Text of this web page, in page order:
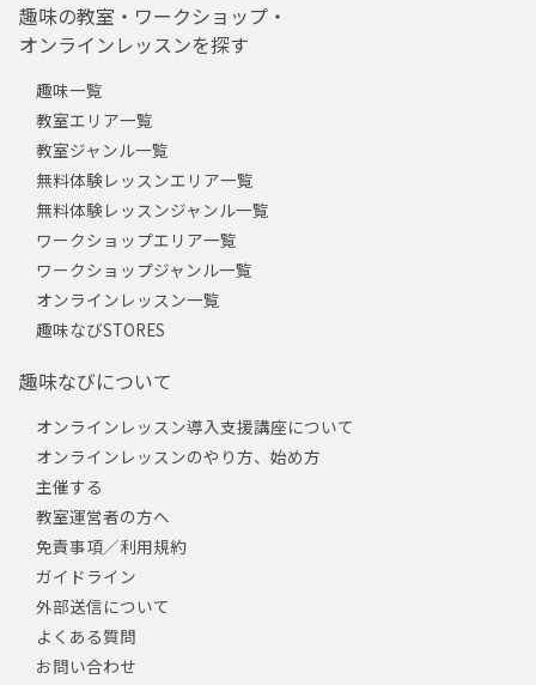
趣味の教室・ワークショップ・
オンラインレッスンを探す
趣味一覧
教室エリア一覧
教室ジャンル一覧
無料体験レッスンエリア一覧
無料体験レッスンジャンル一覧
ワークショップエリア一覧
ワークショップジャンル一覧
オンラインレッスン一覧
趣味なびSTORES
趣味なびについて
オンラインレッスン導入支援講座について
オンラインレッスンのやり方、始め方
主催する
教室運営者の方へ
免責事項／利用規約
ガイドライン
外部送信について
よくある質問
お問い合わせ